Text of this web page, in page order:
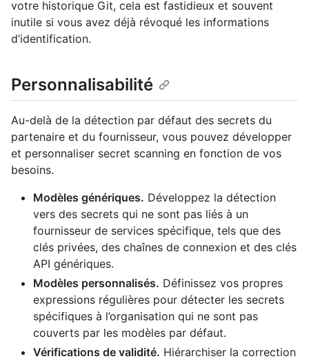
votre historique Git, cela est fastidieux et souvent
inutile si vous avez déjà révoqué les informations
d’identification.
Personnalisabilité
Au-delà de la détection par défaut des secrets du
partenaire et du fournisseur, vous pouvez développer
et personnaliser secret scanning en fonction de vos
besoins.
Modèles génériques. Développez la détection
vers des secrets qui ne sont pas liés à un
fournisseur de services spécifique, tels que des
clés privées, des chaînes de connexion et des clés
API génériques.
Modèles personnalisés. Définissez vos propres
expressions régulières pour détecter les secrets
spécifiques à l’organisation qui ne sont pas
couverts par les modèles par défaut.
Vérifications de validité. Hiérarchiser la correction